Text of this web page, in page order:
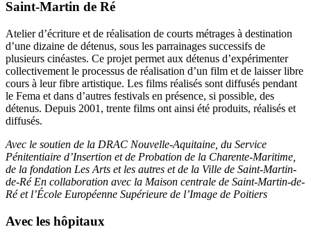
Saint-Martin de Ré
Atelier d’écriture et de réalisation de courts métrages à destination
d’une dizaine de détenus, sous les parrainages successifs de
plusieurs cinéastes. Ce projet permet aux détenus d’expérimenter
collectivement le processus de réalisation d’un film et de laisser libre
cours à leur fibre artistique. Les films réalisés sont diffusés pendant
le Fema et dans d’autres festivals en présence, si possible, des
détenus. Depuis 2001, trente films ont ainsi été produits, réalisés et
diffusés.
Avec le soutien de la DRAC Nouvelle-Aquitaine, du Service
Pénitentiaire d’Insertion et de Probation de la Charente-Maritime,
de la fondation Les Arts et les autres et de la Ville de Saint-Martin-
de-Ré En collaboration avec la Maison centrale de Saint-Martin-de-
Ré et l’École Européenne Supérieure de l’Image de Poitiers
Avec les hôpitaux